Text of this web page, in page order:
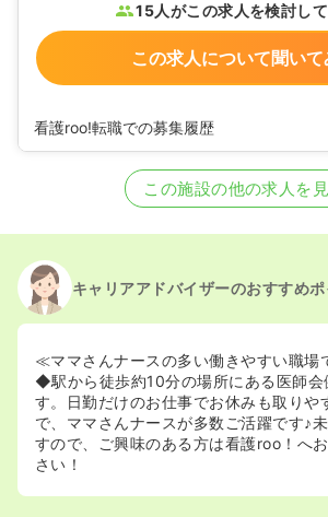
15人がこの求人を検討し
この求人について聞いて
看護roo!転職での募集履歴
保健師の募集を休止
保健師の募集を開始
2024/07/24保健師の募集を開始
2024/01/16
2023/02/28保健師の募集を休止
2022/11/22
この施設の他の求人を
キャリアアドバイザーのおすすめポ
≪ママさんナースの多い働きやすい職場
◆駅から徒歩約10分の場所にある医師会
す。日勤だけのお仕事でお休みも取りや
で、ママさんナースが多数ご活躍です♪
すので、ご興味のある方は看護roo！へ
さい！